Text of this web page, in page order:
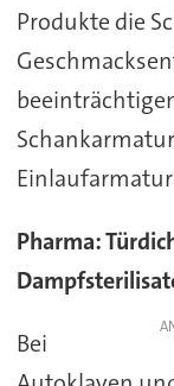
Produkte die
Pharma:
Bei